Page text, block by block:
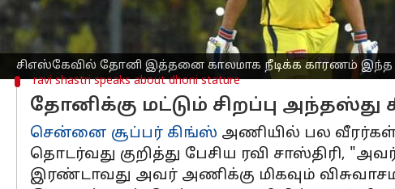
சிஎஸ்கேவில் தோனி இத்தனை காலமாக நீடிக்க காரணம்
கடந்த சில ஆண்டுகளாக கொரோனா
ravi shastri speaks about dhoni stature
தோனிக்கு மட்டும் சிறப்பு அந்தஸ்து
சென்னை சூப்பர் கிங்ஸ் அணியில் பல வீரர்கள்
தொடர்வது குறித்து பேசிய ரவி சாஸ்திரி,
இரண்டாவது அவர் அணிக்கு மிகவும்